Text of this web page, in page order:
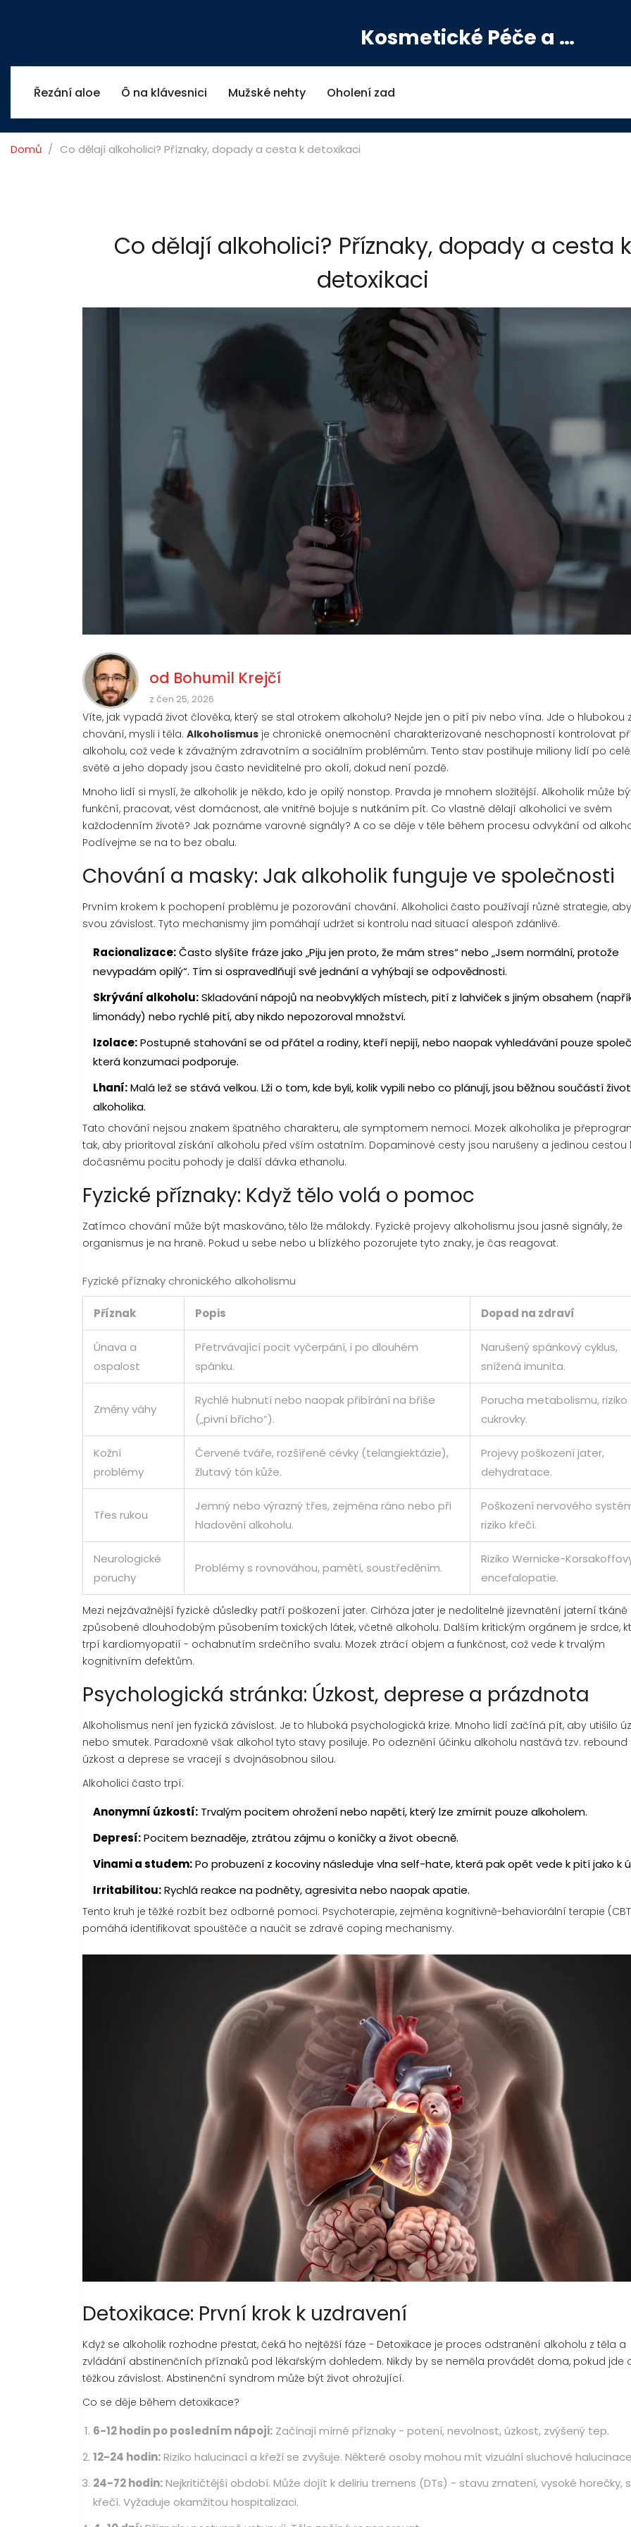
Kosmetické Péče a Výživové Doplňky
Řezání aloe Ô na klávesnici Mužské nehty Oholení zad
Domů Co dělají alkoholici? Příznaky, dopady a cesta k detoxikaci
Co dělají alkoholici? Příznaky, dopady a cesta k
detoxikaci
od Bohumil Krejčí
z čen 25, 2026
Víte, jak vypadá život člověka, který se stal otrokem alkoholu? Nejde jen o pití piv nebo vína. Jde o hlubokou
chování, mysli i těla. Alkoholismus je chronické onemocnění charakterizované neschopností kontrolovat
alkoholu, což vede k závažným zdravotním a sociálním problémům. Tento stav postihuje miliony lidí po
světě a jeho dopady jsou často neviditelné pro okolí, dokud není pozdě.
Mnoho lidí si myslí, že alkoholik je někdo, kdo je opilý nonstop. Pravda je mnohem složitější. Alkoholik může
funkční, pracovat, vést domácnost, ale vnitřně bojuje s nutkáním pít. Co vlastně dělají alkoholici ve svém
každodenním životě? Jak poznáme varovné signály? A co se děje v těle během procesu odvykání od
Podívejme se na to bez obalu.
Chování a masky: Jak alkoholik funguje ve společnosti
Prvním krokem k pochopení problému je pozorování chování. Alkoholici často používají různé strategie,
svou závislost. Tyto mechanismy jim pomáhají udržet si kontrolu nad situací alespoň zdánlivě.
Racionalizace:Často slyšíte fráze jako „Piju jen proto, že mám stres“ nebo „Jsem normální, protože
nevypadám opilý“. Tím si ospravedlňují své jednání a vyhýbají se odpovědnosti.
Skrývání alkoholu:Skladování nápojů na neobvyklých místech, pití z lahviček s jiným obsahem
limonády) nebo rychlé pití, aby nikdo nepozoroval množství.
Izolace:Postupné stahování se od přátel a rodiny, kteří nepijí, nebo naopak vyhledávání pouze
která konzumaci podporuje.
Lhaní:Malá lež se stává velkou. Lži o tom, kde byli, kolik vypili nebo co plánují, jsou běžnou součástí
alkoholika.
Tato chování nejsou znakem špatného charakteru, ale symptomem nemoci. Mozek alkoholika je
tak, aby prioritoval získání alkoholu před vším ostatním. Dopaminové cesty jsou narušeny a jedinou cestou
dočasnému pocitu pohody je další dávka ethanolu.
Fyzické příznaky: Když tělo volá o pomoc
Zatímco chování může být maskováno, tělo lže málokdy. Fyzické projevy alkoholismu jsou jasné signály, že
organismus je na hraně. Pokud u sebe nebo u blízkého pozorujete tyto znaky, je čas reagovat.
Fyzické příznaky chronického alkoholismu
Příznak Popis Dopad na zdraví
Únava a
ospalost
Přetrvávající pocit vyčerpání, i po dlouhém
spánku.
Narušený spánkový cyklus,
snížená imunita.
Změny váhy
Rychlé hubnutí nebo naopak přibírání na břiše
(„pivní břicho“).
Porucha metabolismu, riziko
cukrovky.
Kožní
problémy
Červené tváře, rozšířené cévky (telangiektázie),
žlutavý tón kůže.
Projevy poškození jater,
dehydratace.
Třes rukou
Jemný nebo výrazný třes, zejména ráno nebo při
hladovění alkoholu.
Poškození nervového
riziko křečí.
Neurologické
poruchy
Problémy s rovnováhou, pamětí, soustředěním.
Riziko Wernicke-
encefalopatie.
Mezi nejzávažnější fyzické důsledky patří poškození jater. Cirhóza jater je nedolitelné jizevnatění jaterní tkáně
způsobené dlouhodobým působením toxických látek, včetně alkoholu. Dalším kritickým orgánem je srdce,
trpí kardiomyopatií - ochabnutím srdečního svalu. Mozek ztrácí objem a funkčnost, což vede k trvalým
kognitivním defektům.
Psychologická stránka: Úzkost, deprese a prázdnota
Alkoholismus není jen fyzická závislost. Je to hluboká psychologická krize. Mnoho lidí začíná pít, aby utišilo
nebo smutek. Paradoxně však alkohol tyto stavy posiluje. Po odeznění účinku alkoholu nastává tzv. rebound
úzkost a deprese se vracejí s dvojnásobnou silou.
Alkoholici často trpí:
Anonymní úzkostí: Trvalým pocitem ohrožení nebo napětí, který lze zmírnit pouze alkoholem.
Depresí:Pocitem beznaděje, ztrátou zájmu o koníčky a život obecně.
Vinami a studem:Po probuzení z kocoviny následuje vlna self-hate, která pak opět vede k pití jako k
Irritabilitou:Rychlá reakce na podněty, agresivita nebo naopak apatie.
Tento kruh je těžké rozbít bez odborné pomoci. Psychoterapie, zejména kognitivně-behaviorální terapie
pomáhá identifikovat spouštěče a naučit se zdravé coping mechanismy.
Detoxikace: První krok k uzdravení
Když se alkoholik rozhodne přestat, čeká ho nejtěžší fáze - Detoxikace je proces odstranění alkoholu z těla a
zvládání abstinenčních příznaků pod lékařským dohledem. Nikdy by se neměla provádět doma, pokud jde
těžkou závislost. Abstinenční syndrom může být život ohrožující.
Co se děje během detoxikace?
6-12 hodin po posledním nápoji: Začínají mírné příznaky - potení, nevolnost, úzkost, zvýšený tep.
12-24 hodin:Riziko halucinací a křeží se zvyšuje. Některé osoby mohou mít vizuální sluchové
24-72 hodin:Nejkritičtější období. Může dojít k deliriu tremens (DTs) - stavu zmatení, vysoké horečky,
křečí. Vyžaduje okamžitou hospitalizaci.